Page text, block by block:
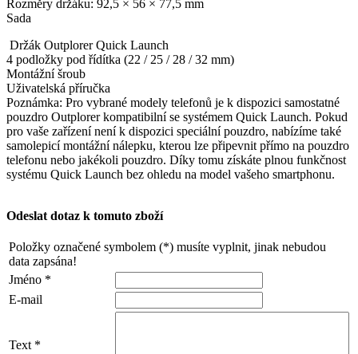
Rozměry držáku: 92,5 × 56 × 77,5 mm
Sada
Držák Outplorer Quick Launch
4 podložky pod řídítka (22 / 25 / 28 / 32 mm)
Montážní šroub
Uživatelská příručka
Poznámka: Pro vybrané modely telefonů je k dispozici samostatné
pouzdro Outplorer kompatibilní se systémem Quick Launch. Pokud
pro vaše zařízení není k dispozici speciální pouzdro, nabízíme také
samolepicí montážní nálepku, kterou lze připevnit přímo na pouzdro
telefonu nebo jakékoli pouzdro. Díky tomu získáte plnou funkčnost
systému Quick Launch bez ohledu na model vašeho smartphonu.
Odeslat dotaz k tomuto zboží
Položky označené symbolem (*) musíte vyplnit, jinak nebudou
data zapsána!
Jméno *
E-mail
Text *